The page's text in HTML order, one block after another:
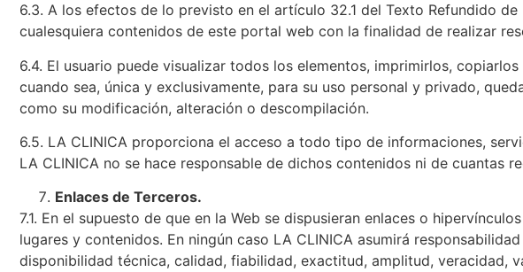
6.3. A los efectos de lo previsto en el artículo 32.1 del Texto Refundido
cualesquiera contenidos de este portal web con la finalidad de realizar
6.4. El usuario puede visualizar todos los elementos, imprimirlos,
cuando sea, única y exclusivamente, para su uso personal y privado,
como su modificación, alteración o descompilación.
6.5. LA CLINICA proporciona el acceso a todo tipo de informaciones,
LA CLINICA no se hace responsable de dichos contenidos ni de
Enlaces de Terceros.
7.1. En el supuesto de que en la Web se dispusieran enlaces o
lugares y contenidos. En ningún caso LA CLINICA asumirá
disponibilidad técnica, calidad, fiabilidad, exactitud, amplitud, veracidad,